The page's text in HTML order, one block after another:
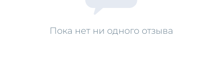
Пока нет ни одного отзыва